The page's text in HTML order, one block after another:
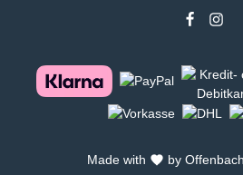
Made with by